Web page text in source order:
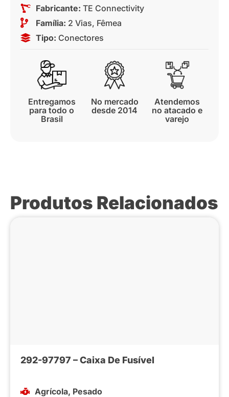
Fabricante: TE Connectivity
Família: 2 Vias, Fêmea
Tipo: Conectores
Entregamos
para todo o
Brasil
No mercado
desde 2014
Atendemos
no atacado e
varejo
Produtos Relacionados
292-97797 – Caixa De Fusível
Agrícola, Pesado